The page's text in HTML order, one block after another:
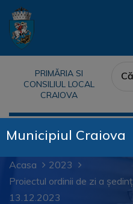
PRIMĂRIA SI
CONSILIUL LOCAL
CRAIOVA
Acasa
2023
Proiectul ordinii de zi a
13.12.2023